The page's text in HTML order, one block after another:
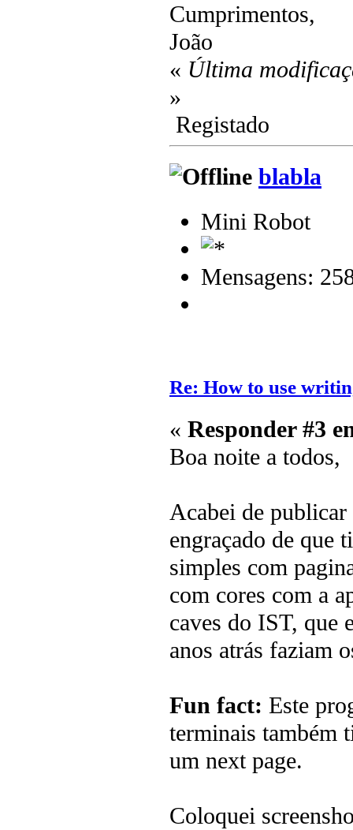
Cumprimentos,
João
« Última
»
Registado
blabla
Mini Robot
Mensagens:
Re: How to use
« Responder #3
Boa noite a todos,
Acabei de
engraçado de que
simples com
com cores com a
caves do IST, que
anos atrás faziam
Fun fact: Este
terminais também
um next page.
Coloquei